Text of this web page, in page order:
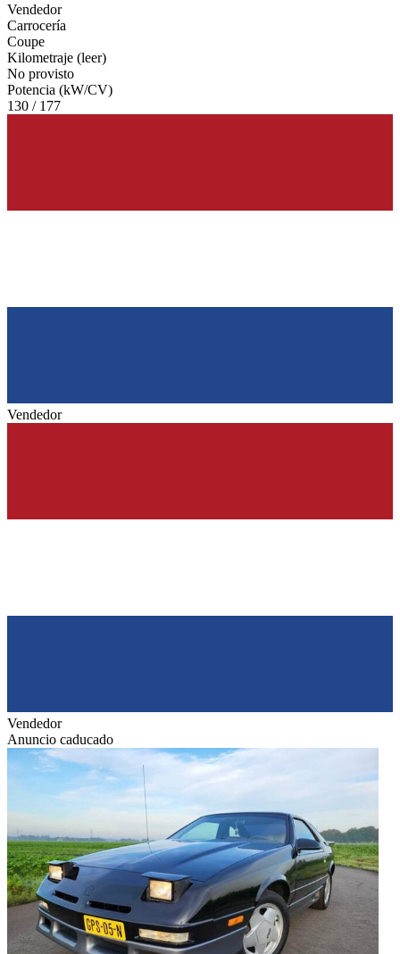
Vendedor
Carrocería
Coupe
Kilometraje (leer)
No provisto
Potencia (kW/CV)
130 / 177
Vendedor
Vendedor
Anuncio caducado